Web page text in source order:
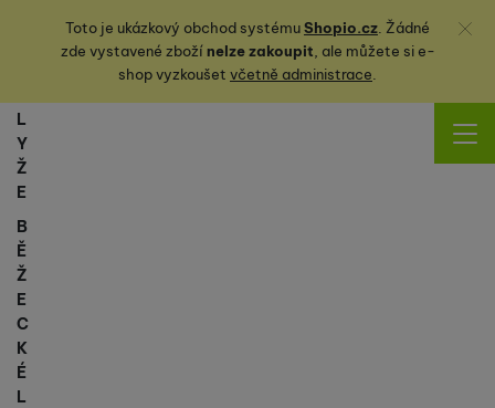
Toto je ukázkový obchod systémuShopio.cz. Žádné
zde vystavené zbožínelze zakoupit, ale můžete sie-
shop vyzkoušet včetně administrace.
Zavřít
L
Y
Ž
E
B
Ě
Ž
E
C
K
É
L